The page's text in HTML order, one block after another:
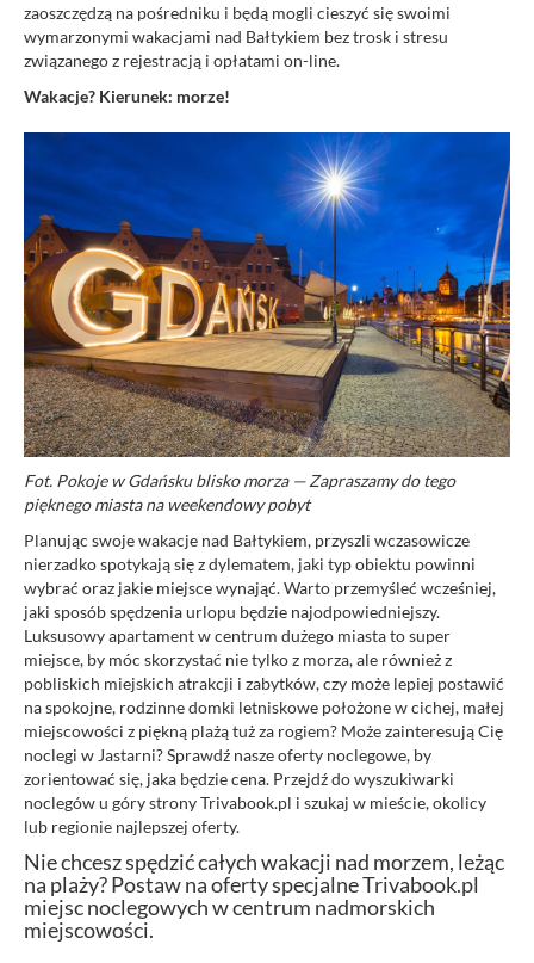
zaoszczędzą na pośredniku i będą mogli cieszyć się swoimi
wymarzonymi wakacjami nad Bałtykiem bez trosk i stresu
związanego z rejestracją i opłatami on-line.
Wakacje? Kierunek: morze!
Fot. Pokoje w Gdańsku blisko morza — Zapraszamy do tego
pięknego miasta na weekendowy pobyt
Planując swoje wakacje nad Bałtykiem, przyszli wczasowicze
nierzadko spotykają się z dylematem, jaki typ obiektu powinni
wybrać oraz jakie miejsce wynająć. Warto przemyśleć wcześniej,
jaki sposób spędzenia urlopu będzie najodpowiedniejszy.
Luksusowy apartament w centrum dużego miasta to super
miejsce, by móc skorzystać nie tylko z morza, ale również z
pobliskich miejskich atrakcji i zabytków, czy może lepiej postawić
na spokojne, rodzinne domki letniskowe położone w cichej, małej
miejscowości z piękną plażą tuż za rogiem? Może zainteresują Cię
noclegi w Jastarni? Sprawdź nasze oferty noclegowe, by
zorientować się, jaka będzie cena. Przejdź do wyszukiwarki
noclegów u góry strony Trivabook.pl i szukaj w mieście, okolicy
lub regionie najlepszej oferty.
Nie chcesz spędzić całych wakacji nad morzem, leżąc
na plaży? Postaw na oferty specjalne Trivabook.pl
miejsc noclegowych w centrum nadmorskich
miejscowości.